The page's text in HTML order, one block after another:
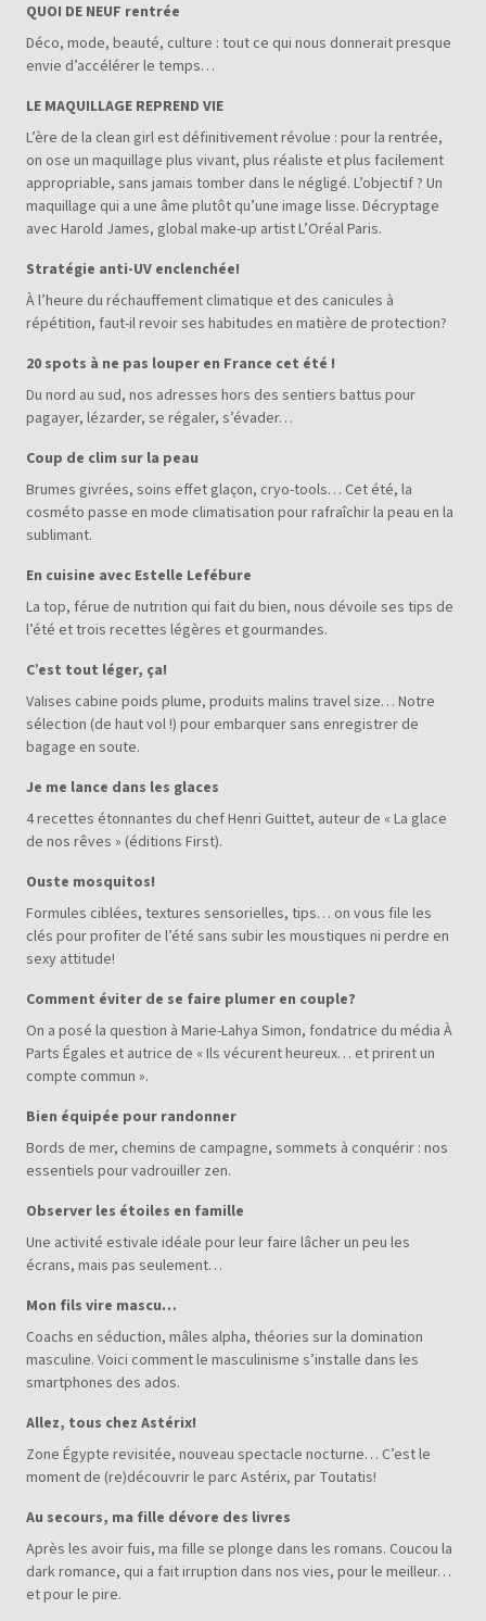
QUOI DE NEUF rentrée
Déco, mode, beauté, culture : tout ce qui nous donnerait presque
envie d’accélérer le temps…
LE MAQUILLAGE REPREND VIE
L’ère de la clean girl est définitivement révolue : pour la rentrée,
on ose un maquillage plus vivant, plus réaliste et plus facilement
appropriable, sans jamais tomber dans le négligé. L’objectif ? Un
maquillage qui a une âme plutôt qu’une image lisse. Décryptage
avec Harold James, global make-up artist L’Oréal Paris.
Stratégie anti-UV enclenchée!
À l’heure du réchauffement climatique et des canicules à
répétition, faut-il revoir ses habitudes en matière de protection?
20 spots à ne pas louper en France cet été !
Du nord au sud, nos adresses hors des sentiers battus pour
pagayer, lézarder, se régaler, s’évader…
Coup de clim sur la peau
Brumes givrées, soins effet glaçon, cryo-tools… Cet été, la
cosméto passe en mode climatisation pour rafraîchir la peau en la
sublimant.
En cuisine avec Estelle Lefébure
La top, férue de nutrition qui fait du bien, nous dévoile ses tips de
l’été et trois recettes légères et gourmandes.
C’est tout léger, ça!
Valises cabine poids plume, produits malins travel size… Notre
sélection (de haut vol !) pour embarquer sans enregistrer de
bagage en soute.
Je me lance dans les glaces
4 recettes étonnantes du chef Henri Guittet, auteur de « La glace
de nos rêves » (éditions First).
Ouste mosquitos!
Formules ciblées, textures sensorielles, tips… on vous file les
clés pour profiter de l’été sans subir les moustiques ni perdre en
sexy attitude!
Comment éviter de se faire plumer en couple?
On a posé la question à Marie-Lahya Simon, fondatrice du média À
Parts Égales et autrice de « Ils vécurent heureux… et prirent un
compte commun ».
Bien équipée pour randonner
Bords de mer, chemins de campagne, sommets à conquérir : nos
essentiels pour vadrouiller zen.
Observer les étoiles en famille
Une activité estivale idéale pour leur faire lâcher un peu les
écrans, mais pas seulement…
Mon fils vire mascu…
Coachs en séduction, mâles alpha, théories sur la domination
masculine. Voici comment le masculinisme s’installe dans les
smartphones des ados.
Allez, tous chez Astérix!
Zone Égypte revisitée, nouveau spectacle nocturne… C’est le
moment de (re)découvrir le parc Astérix, par Toutatis!
Au secours, ma fille dévore des livres
Après les avoir fuis, ma fille se plonge dans les romans. Coucou la
dark romance, qui a fait irruption dans nos vies, pour le meilleur…
et pour le pire.